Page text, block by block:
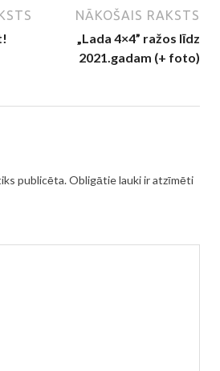
NĀKOŠAIS RAKSTS
„Lada 4×4” ražos līdz
2021.gadam (+ foto)
publicēta.Obligātie lauki ir atzīmēti